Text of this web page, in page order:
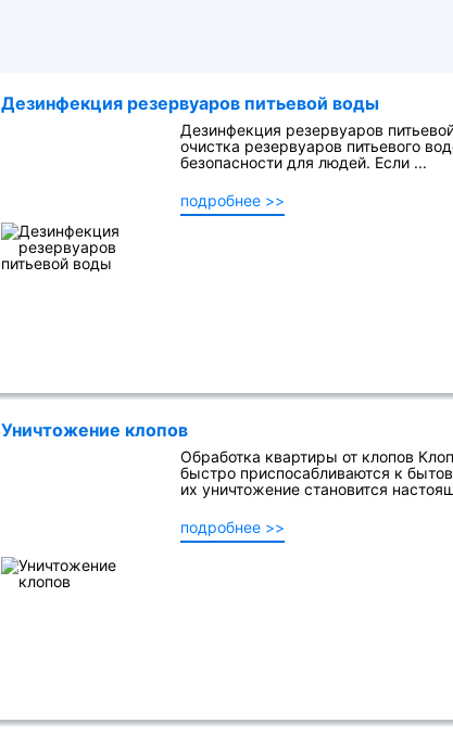
Дезинфекция резервуаров питьевой воды
Дезинфекция резервуаров
очистка резервуаров питьевого
безопасности для людей. Если ...
подробнее >>
Уничтожение клопов
Обработка квартиры от клопов
быстро приспосабливаются к
их уничтожение становится
подробнее >>